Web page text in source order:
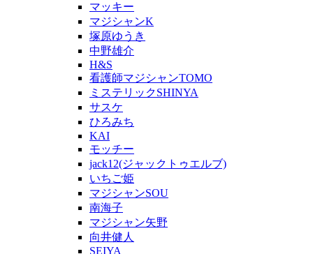
マッキー
マジシャンK
塚原ゆうき
中野雄介
H&S
看護師マジシャンTOMO
ミステリックSHINYA
サスケ
ひろみち
KAI
モッチー
jack12(ジャックトゥエルブ)
いちご姫
マジシャンSOU
南海子
マジシャン矢野
向井健人
SEIYA